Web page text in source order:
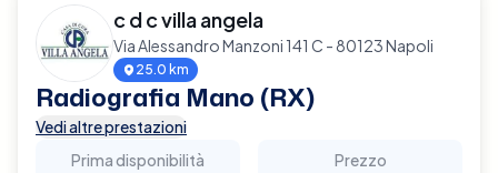
c d c villa angela
Via Alessandro Manzoni 141 C - 80123 Napoli
25.0 km
Radiografia Mano (RX)
Vedi altre prestazioni
Prima disponibilità
Prezzo